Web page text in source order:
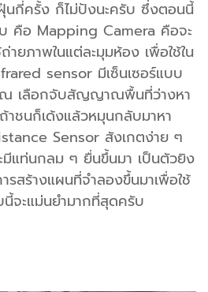
นกี่ครั้ง ก็ไม่ปังนะครับ ซึ่งตอนนี้
คือ Mapping Camera คือจะ
ายภาพในแต่ละมุมห้อง เพื่อใช้ใน
sensor มีเซ็นเซอร์แบบ
เลือกจับสัญญาณพื้นที่ว่างหา
าชนก็เด้งแล้วหมุนกลับมาหา
Sensor สังเกตง่าย ๆ
มีแท่นกลม ๆ ยื่นขึ้นมา เป็นตัวยิง
รสร้างแผนที่จำลองขึ้นมาเพื่อใช้
จะแม่นยำมากที่สุดครับ